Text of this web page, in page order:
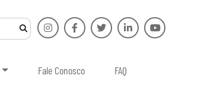
Fale Conosco FAQ